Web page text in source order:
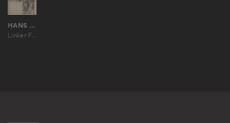
HANS HOLBEIN D. Ä.; WERKSTATT
Linker Flügel eines Allerheiligenaltars